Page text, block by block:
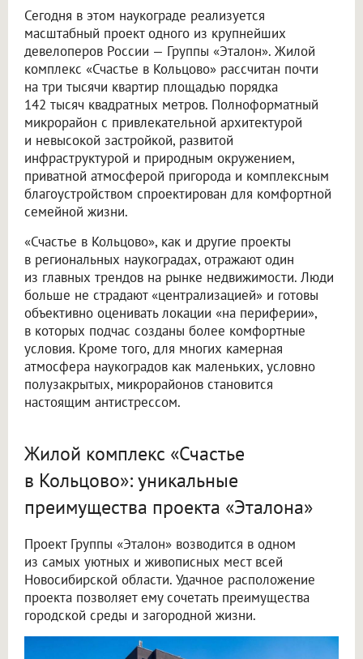
Сегодня в этом наукограде реализуется
масштабный проект одного из крупнейших
девелоперов России — Группы «Эталон». Жилой
комплекс «Счастье в Кольцово» рассчитан почти
на три тысячи квартир площадью порядка
142 тысяч квадратных метров. Полноформатный
микрорайон с привлекательной архитектурой
и невысокой застройкой, развитой
инфраструктурой и природным окружением,
приватной атмосферой пригорода и комплексным
благоустройством спроектирован для комфортной
семейной жизни.
«Счастье в Кольцово», как и другие проекты
в региональных наукоградах, отражают один
из главных трендов на рынке недвижимости. Люди
больше не страдают «централизацией» и готовы
объективно оценивать локации «на периферии»,
в которых подчас созданы более комфортные
условия. Кроме того, для многих камерная
атмосфера наукоградов как маленьких, условно
полузакрытых, микрорайонов становится
настоящим антистрессом.
Жилой комплекс «Счастье
в Кольцово»: уникальные
преимущества проекта «Эталона»
Проект Группы «Эталон» возводится в одном
из самых уютных и живописных мест всей
Новосибирской области. Удачное расположение
проекта позволяет ему сочетать преимущества
городской среды и загородной жизни.